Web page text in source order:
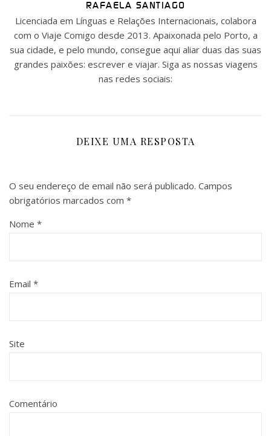
RAFAELA SANTIAGO
Licenciada em Línguas e Relações Internacionais, colabora
com o Viaje Comigo desde 2013. Apaixonada pelo Porto, a
sua cidade, e pelo mundo, consegue aqui aliar duas das suas
grandes paixões: escrever e viajar. Siga as nossas viagens
nas redes sociais:
DEIXE UMA RESPOSTA
O seu endereço de email não será publicado. Campos
obrigatórios marcados com *
Nome *
Email *
Site
Comentário